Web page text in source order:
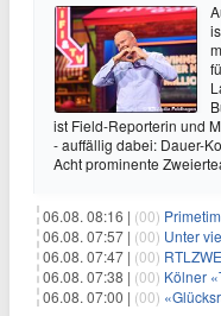
ist Field-Reporterin und
- auffällig dabei: Dauer-
Acht prominente
06.08. 08:16 | (00)
06.08. 07:57 | (00) Unter vier
06.08. 07:47 | (00)
06.08. 07:38 | (00) Kölner
06.08. 07:00 | (00)